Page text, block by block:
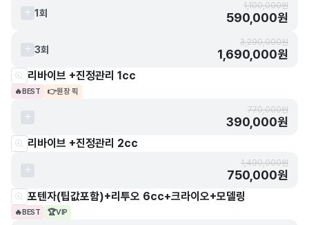
1회
1,100,000원
590,000원
3회
3,290,000원
1,690,000원
리바이브 +진정관리 1cc
🔥 BEST 👉원장 픽
770,000원
390,000원
리바이브 +진정관리 2cc
1,490,000원
750,000원
포텐자(팁값포함)+리투오 6cc+크라이오+모델링
🔥 BEST 🏆VIP